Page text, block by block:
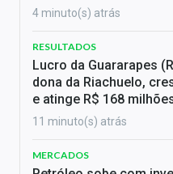
4 minuto(s) atrás
RESULTADOS
Lucro da Guararapes
dona da Riachuelo,
e atinge R$ 168
11 minuto(s) atrás
MERCADOS